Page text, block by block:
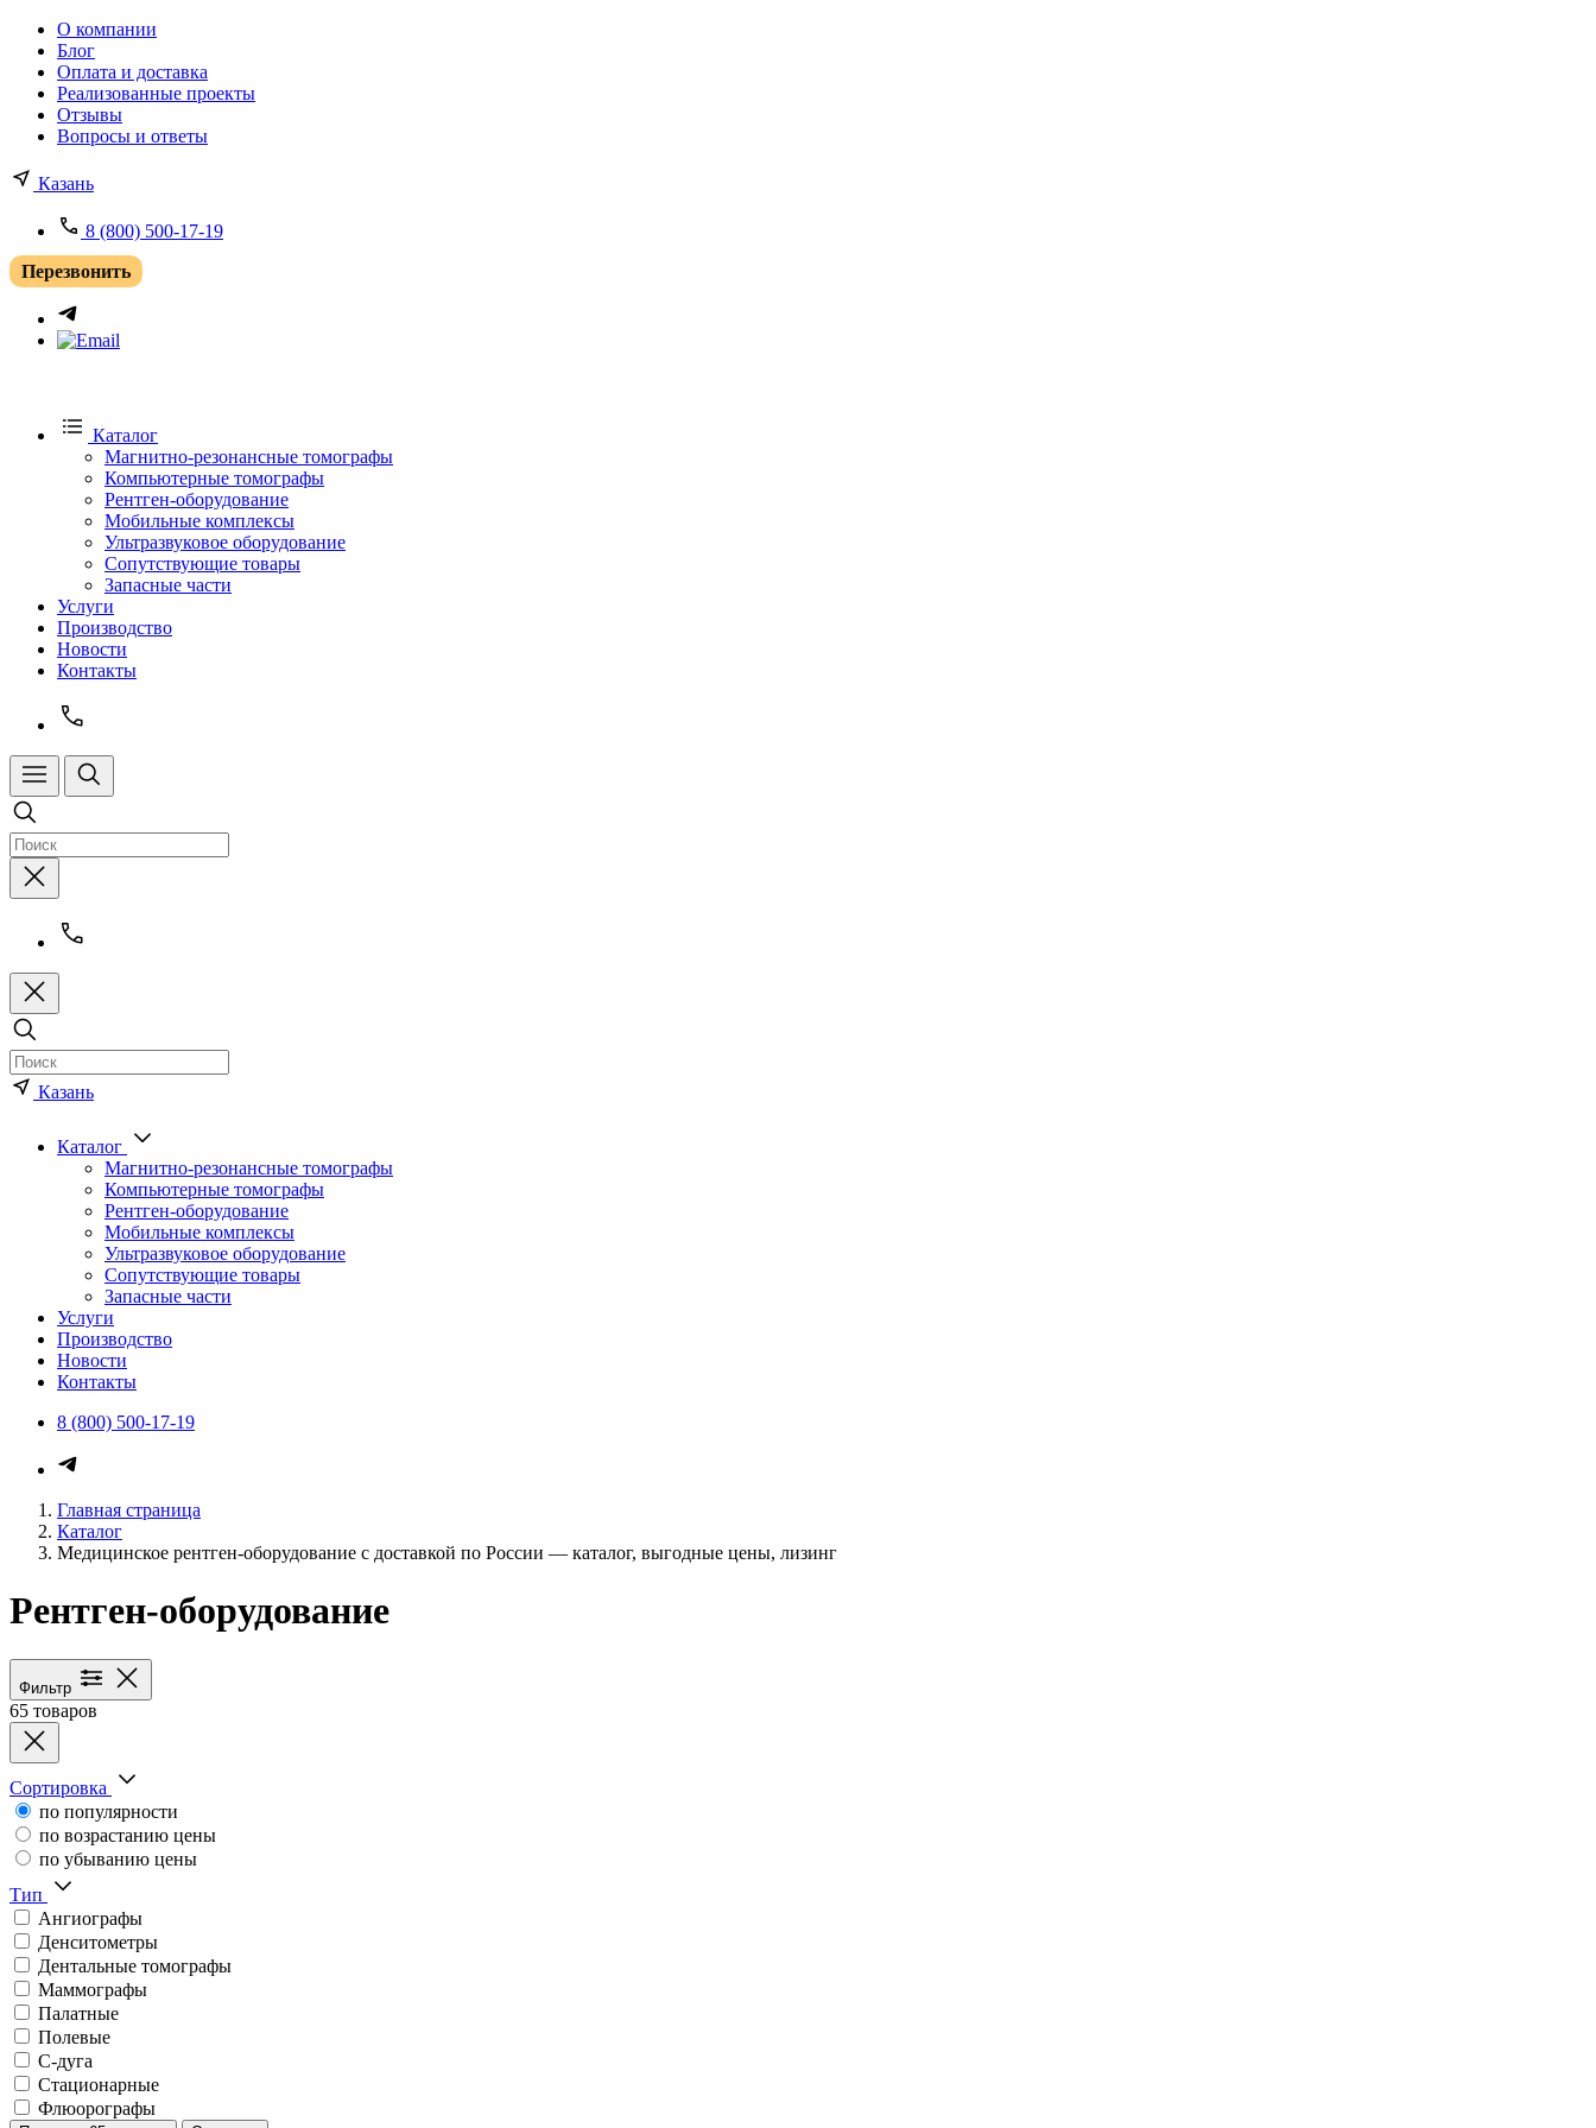
О компании
Блог
Оплата и доставка
Реализованные проекты
Отзывы
Вопросы и ответы
Казань
8 (800) 500-17-19
Перезвонить
Каталог
Магнитно-резонансные томографы
Компьютерные томографы
Рентген-оборудование
Мобильные комплексы
Ультразвуковое оборудование
Сопутствующие товары
Запасные части
Услуги
Производство
Новости
Контакты
Казань
Каталог
Магнитно-резонансные томографы
Компьютерные томографы
Рентген-оборудование
Мобильные комплексы
Ультразвуковое оборудование
Сопутствующие товары
Запасные части
Услуги
Производство
Новости
Контакты
8 (800) 500-17-19
Главная страница
Каталог
Медицинское рентген-оборудование с доставкой по России — каталог, выгодные цены, лизинг
Рентген-оборудование
Каталог медицинского оборудования: МРТ, КТ, УЗИ, рентген под ключ
Фильтр
65 товаров
Сортировка
по популярности
по возрастанию цены
по убыванию цены
Тип
Ангиографы
Денситометры
Дентальные томографы
Маммографы
Палатные
Полевые
С-дуга
Стационарные
Флюорографы